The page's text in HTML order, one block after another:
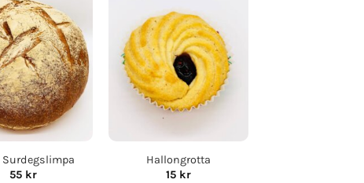
Lägg i
köplista
Surdegslimpa
55 kr
köplista
Hallongrotta
15 kr